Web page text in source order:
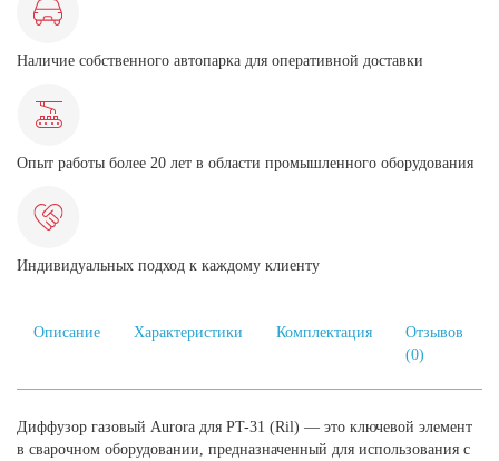
Наличие собственного автопарка для оперативной доставки
Опыт работы более 20 лет в области промышленного оборудования
Индивидуальных подход к каждому клиенту
Описание Характеристики Комплектация
Отзывов
(0)
Диффузор газовый Aurora для PT-31 (Ril) — это ключевой элемент
в сварочном оборудовании, предназначенный для использования с